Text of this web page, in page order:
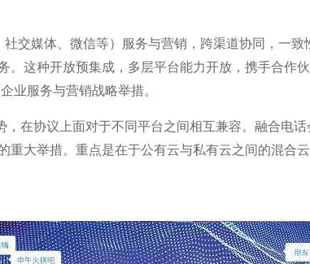
社交媒体、微信等）服务与营销，跨渠道协同，一
。这种开放预集成，多层平台能力开放，携手合作
业服务与营销战略举措。
，在协议上面对于不同平台之间相互兼容。融合电
重大举措。重点是在于公有云与私有云之间的混合云